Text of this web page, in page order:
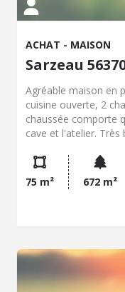
ACHAT - MAISON
Sarzeau
Agréable maison en
cuisine ouverte, 2
chaussée comporte
cave et l'atelier. Très
plage sont les
75 m²
672 m²